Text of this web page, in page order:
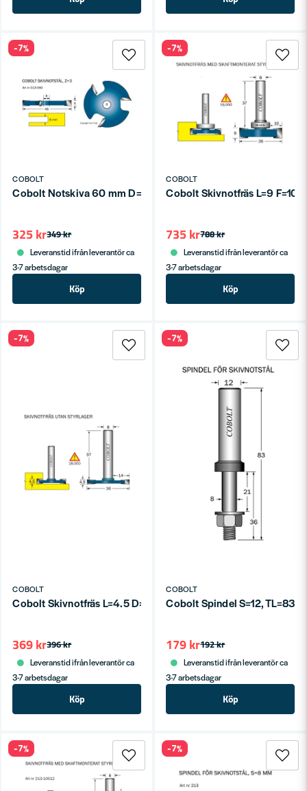
COBOLT
Cobolt Notskiva 60 mm D=48 Z=3
349 kr
325 kr
Leveranstid ifrån leverantör ca
3-7 arbetsdagar
Köp
-7%
COBOLT
Cobolt Skivnotfräs L=9 F=10
788 kr
735 kr
Leveranstid ifrån leverantör ca
3-7 arbetsdagar
Köp
-7%
COBOLT
Cobolt Skivnotfräs L=4.5 D=36 S=8
396 kr
369 kr
Leveranstid ifrån leverantör ca
3-7 arbetsdagar
Köp
-7%
COBOLT
Cobolt Spindel S=12, TL=83
192 kr
179 kr
Leveranstid ifrån leverantör ca
3-7 arbetsdagar
Köp
-7%
-7% -7%